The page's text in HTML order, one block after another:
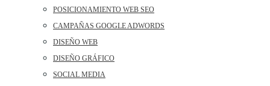
POSICIONAMIENTO WEB SEO
CAMPAÑAS GOOGLE ADWORDS
DISEÑO WEB
DISEÑO GRÁFICO
SOCIAL MEDIA